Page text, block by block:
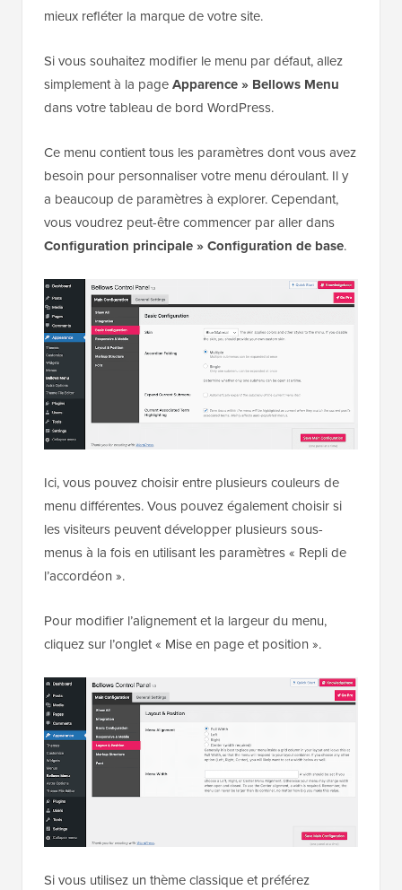
mieux refléter la marque de votre site.
Si vous souhaitez modifier le menu par défaut, allez
simplement à la pageApparence » Bellows Menu
dans votre tableau de bord WordPress.
Ce menu contient tous les paramètres dont vous avez
besoin pour personnaliser votre menu déroulant. Il y
a beaucoup de paramètres à explorer. Cependant,
vous voudrez peut-être commencer par aller dans
Configuration principale » Configuration de base.
Ici, vous pouvez choisir entre plusieurs couleurs de
menu différentes. Vous pouvez également choisir si
les visiteurs peuvent développer plusieurs sous-
menus à la fois en utilisant les paramètres « Repli de
l’accordéon ».
Pour modifier l’alignement et la largeur du menu,
cliquez sur l’onglet « Mise en page et position ».
Si vous utilisez un thème classique et préférez